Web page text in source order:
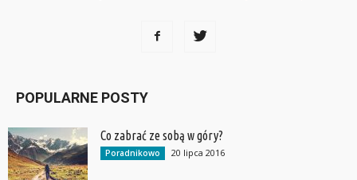
POPULARNE POSTY
Co zabrać ze sobą w góry?
Poradnikowo 20 lipca 2016